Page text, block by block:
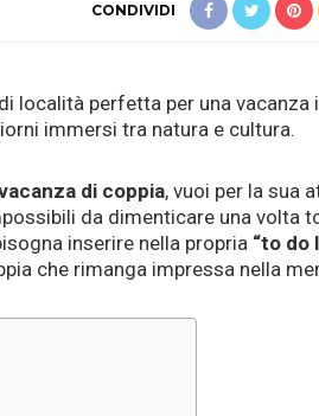
CONDIVIDI
località perfetta per una vacanza
immersi tra natura e cultura.
di coppia, vuoi per la sua
da dimenticare una volta
inserire nella propria “to do
che rimanga impressa nella